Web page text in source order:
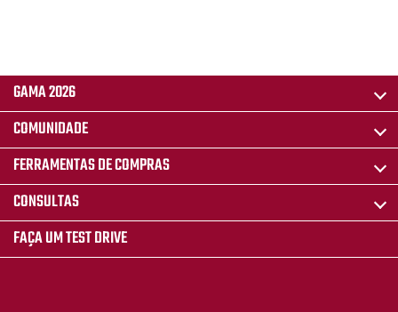
GAMA 2026
COMUNIDADE
FERRAMENTAS DE COMPRAS
CONSULTAS
FAÇA UM TEST DRIVE